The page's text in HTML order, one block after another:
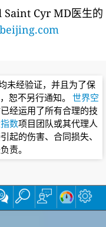
Saint Cyr MD医生的
未经验证，并且为了保
恕不另行通知。 世界空
经运用了所有合理的技
数项目团队或其代理人
起的伤害、合同损失、
责。